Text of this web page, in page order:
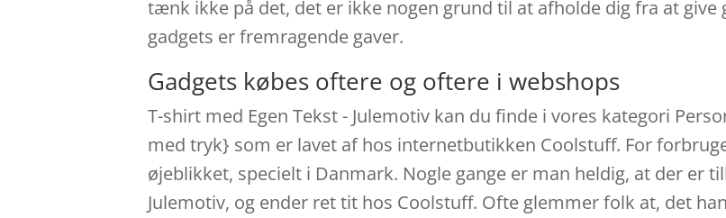
tænk ikke på det, det er ikke nogen grund til at afholde dig fra at give
gadgets er fremragende gaver.
Gadgets købes oftere og oftere i webshops
T-shirt med Egen Tekst - Julemotiv kan du finde i vores kategori
med tryk} som er lavet af hos internetbutikken Coolstuff. For
øjeblikket, specielt i Danmark. Nogle gange er man heldig, at der er
Julemotiv, og ender ret tit hos Coolstuff. Ofte glemmer folk at, det